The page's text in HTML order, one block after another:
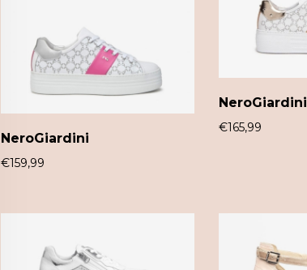
NeroGiardini
€159,99
NeroGiardini
€165,99